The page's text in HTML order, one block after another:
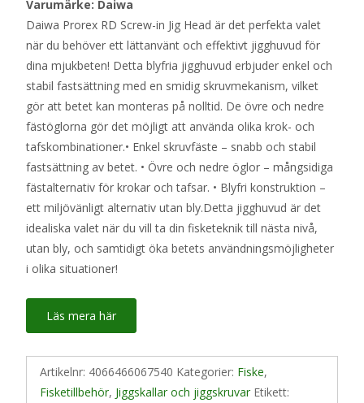
Varumärke: Daiwa
Daiwa Prorex RD Screw-in Jig Head är det perfekta valet
när du behöver ett lättanvänt och effektivt jigghuvud för
dina mjukbeten! Detta blyfria jigghuvud erbjuder enkel och
stabil fastsättning med en smidig skruvmekanism, vilket
gör att betet kan monteras på nolltid. De övre och nedre
fästöglorna gör det möjligt att använda olika krok- och
tafskombinationer.• Enkel skruvfäste – snabb och stabil
fastsättning av betet. • Övre och nedre öglor – mångsidiga
fästalternativ för krokar och tafsar. • Blyfri konstruktion –
ett miljövänligt alternativ utan bly.Detta jigghuvud är det
idealiska valet när du vill ta din fisketeknik till nästa nivå,
utan bly, och samtidigt öka betets användningsmöjligheter
i olika situationer!
Läs mera här
Artikelnr: 4066466067540 Kategorier: Fiske,
Fisketillbehör, Jiggskallar och jiggskruvar Etikett: